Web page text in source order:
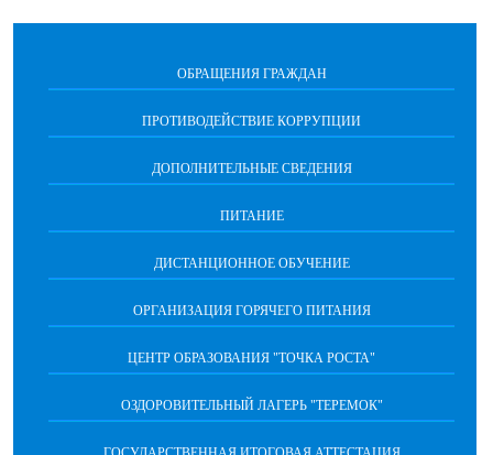
ОБРАЩЕНИЯ ГРАЖДАН
ПРОТИВОДЕЙСТВИЕ КОРРУПЦИИ
ДОПОЛНИТЕЛЬНЫЕ СВЕДЕНИЯ
ПИТАНИЕ
ДИСТАНЦИОННОЕ ОБУЧЕНИЕ
ОРГАНИЗАЦИЯ ГОРЯЧЕГО ПИТАНИЯ
ЦЕНТР ОБРАЗОВАНИЯ "ТОЧКА РОСТА"
ОЗДОРОВИТЕЛЬНЫЙ ЛАГЕРЬ "ТЕРЕМОК"